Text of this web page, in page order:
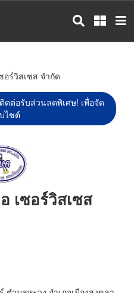
อร์วิสเซส จำกัด
ดต่อรับส่วนลดพิเศษ! เพื่อจัด
ไซต์
เซอร์วิสเซส